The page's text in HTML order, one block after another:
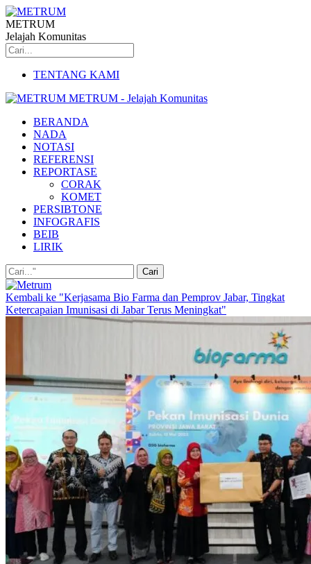
METRUM
Jelajah Komunitas
TENTANG KAMI
METRUM - Jelajah Komunitas
BERANDA
NADA
NOTASI
REFERENSI
REPORTASE
CORAK
KOMET
PERSIBTONE
INFOGRAFIS
BEIB
LIRIK
Kembali ke "Kerjasama Bio Farma dan Pemprov Jabar, Tingkat
Ketercapaian Imunisasi di Jabar Terus Meningkat"